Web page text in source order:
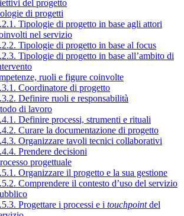
del progetto
di progetti
Tipologie di progetto in base agli attori
nel servizio
Tipologie di progetto in base al focus
Tipologie di progetto in base all’ambito di
ruoli e figure coinvolte
Coordinatore di progetto
Definire ruoli e responsabilità
di lavoro
Definire processi, strumenti e rituali
Curare la documentazione di progetto
Organizzare tavoli tecnici collaborativi
Prendere decisioni
progettuale
Organizzare il progetto e la sua gestione
Comprendere il contesto d’uso del servizio
Progettare i processi e i touchpointdel